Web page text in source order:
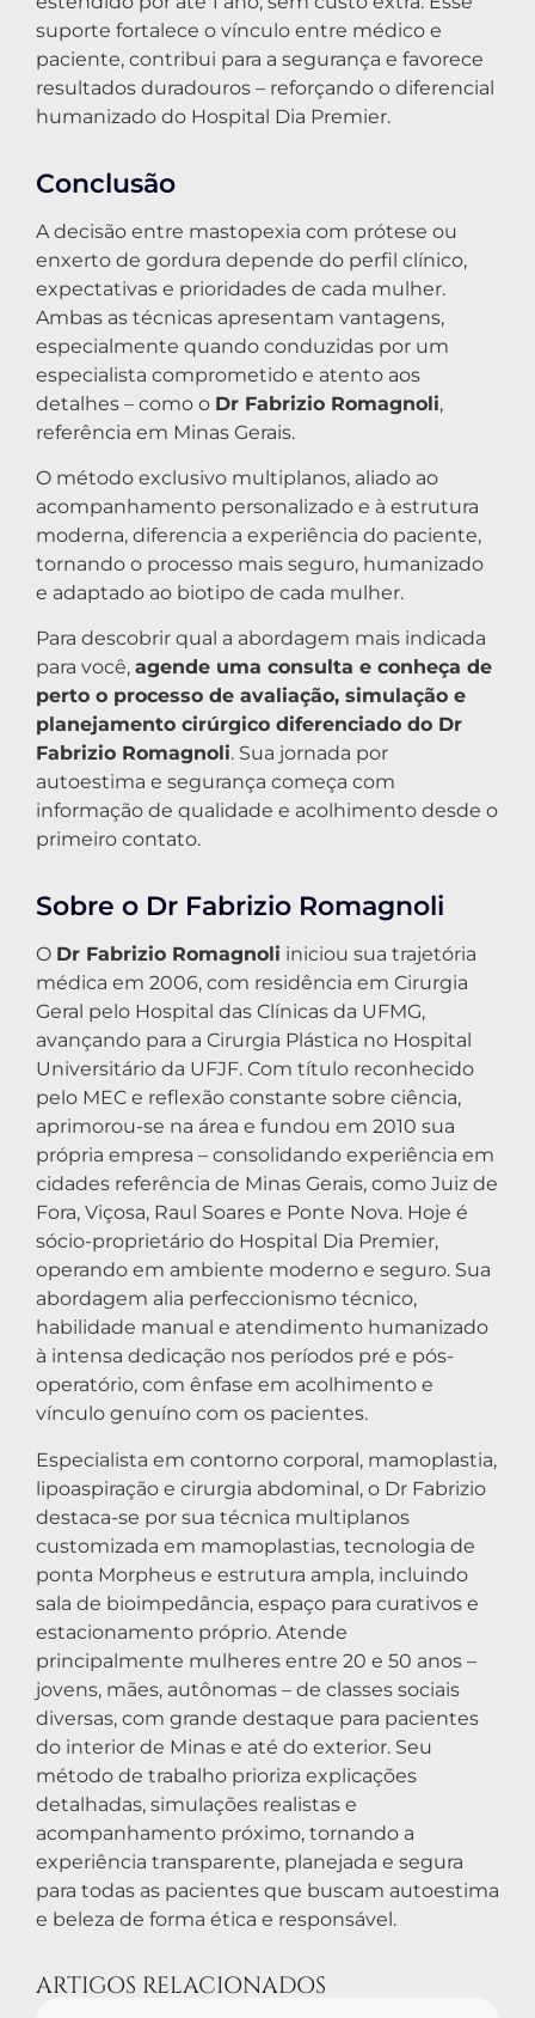
suporte fortalece o vínculo entre médico e
paciente, contribui para a segurança e favorece
resultados duradouros – reforçando o diferencial
humanizado do Hospital Dia Premier.
Conclusão
A decisão entre mastopexia com prótese ou
enxerto de gordura depende do perfil clínico,
expectativas e prioridades de cada mulher.
Ambas as técnicas apresentam vantagens,
especialmente quando conduzidas por um
especialista comprometido e atento aos
detalhes – como o Dr Fabrizio Romagnoli,
referência em Minas Gerais.
O método exclusivo multiplanos, aliado ao
acompanhamento personalizado e à estrutura
moderna, diferencia a experiência do paciente,
tornando o processo mais seguro, humanizado
e adaptado ao biotipo de cada mulher.
Para descobrir qual a abordagem mais indicada
para você, agende uma consulta e conheça de
perto o processo de avaliação, simulação e
planejamento cirúrgico diferenciado do Dr
Fabrizio Romagnoli. Sua jornada por
autoestima e segurança começa com
informação de qualidade e acolhimento desde o
primeiro contato.
Sobre o Dr Fabrizio Romagnoli
O Dr Fabrizio Romagnoli iniciou sua trajetória
médica em 2006, com residência em Cirurgia
Geral pelo Hospital das Clínicas da UFMG,
avançando para a Cirurgia Plástica no Hospital
Universitário da UFJF. Com título reconhecido
pelo MEC e reflexão constante sobre ciência,
aprimorou-se na área e fundou em 2010 sua
própria empresa – consolidando experiência em
cidades referência de Minas Gerais, como Juiz de
Fora, Viçosa, Raul Soares e Ponte Nova. Hoje é
sócio-proprietário do Hospital Dia Premier,
operando em ambiente moderno e seguro. Sua
abordagem alia perfeccionismo técnico,
habilidade manual e atendimento humanizado
à intensa dedicação nos períodos pré e pós-
operatório, com ênfase em acolhimento e
vínculo genuíno com os pacientes.
Especialista em contorno corporal, mamoplastia,
lipoaspiração e cirurgia abdominal, o Dr Fabrizio
destaca-se por sua técnica multiplanos
customizada em mamoplastias, tecnologia de
ponta Morpheus e estrutura ampla, incluindo
sala de bioimpedância, espaço para curativos e
estacionamento próprio. Atende
principalmente mulheres entre 20 e 50 anos –
jovens, mães, autônomas – de classes sociais
diversas, com grande destaque para pacientes
do interior de Minas e até do exterior. Seu
método de trabalho prioriza explicações
detalhadas, simulações realistas e
acompanhamento próximo, tornando a
experiência transparente, planejada e segura
para todas as pacientes que buscam autoestima
e beleza de forma ética e responsável.
ARTIGOS RELACIONADOS